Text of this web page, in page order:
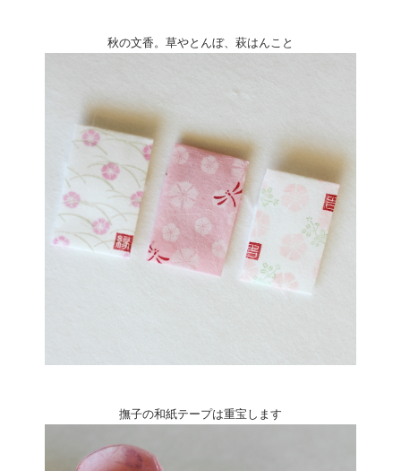
秋の文香。草やとんぼ、萩はんこと
撫子の和紙テープは重宝します